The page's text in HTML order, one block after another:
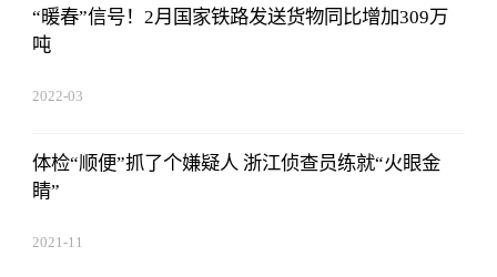
“暖春”信号！2月国家铁路发送货物同比增加309万
吨
2022-03
体检“顺便”抓了个嫌疑人 浙江侦查员练就“火眼金
睛”
2021-11